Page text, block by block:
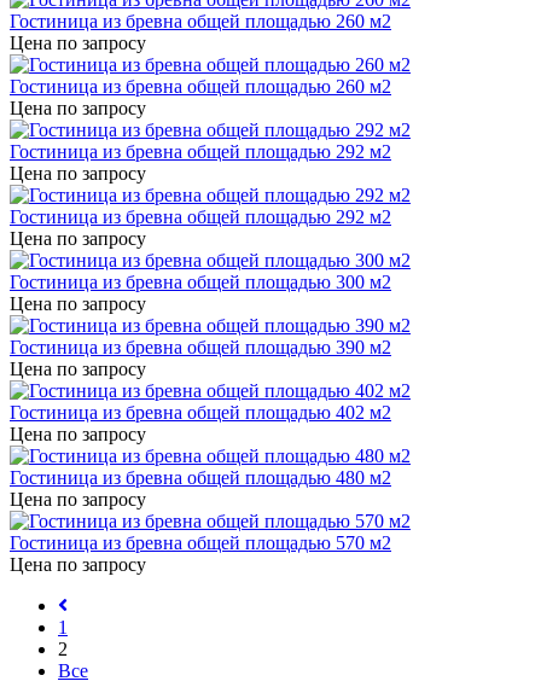
Гостиница из бревна общей площадью 260 м2
Цена по запросу
Гостиница из бревна общей площадью 260 м2
Цена по запросу
Гостиница из бревна общей площадью 292 м2
Цена по запросу
Гостиница из бревна общей площадью 292 м2
Цена по запросу
Гостиница из бревна общей площадью 300 м2
Цена по запросу
Гостиница из бревна общей площадью 390 м2
Цена по запросу
Гостиница из бревна общей площадью 402 м2
Цена по запросу
Гостиница из бревна общей площадью 480 м2
Цена по запросу
Гостиница из бревна общей площадью 570 м2
Цена по запросу
1
2
Все